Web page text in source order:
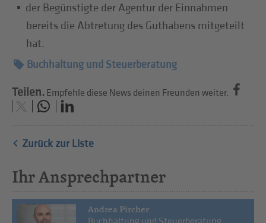
der Begünstigte der Agentur der Einnahmen
bereits die Abtretung des Guthabens mitgeteilt
hat.
Buchhaltung und Steuerberatung
Teilen. Empfehle diese News deinen Freunden weiter.
Zurück zur Liste
Ihr Ansprechpartner
Andrea Pircher